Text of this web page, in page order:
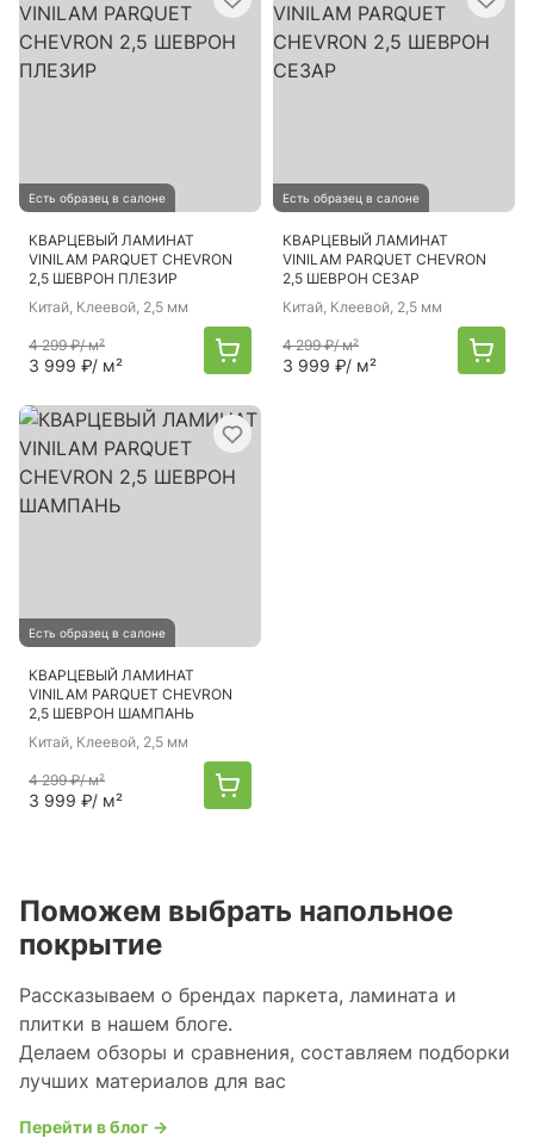
Есть образец в салоне
КВАРЦЕВЫЙ ЛАМИНАТ
VINILAM PARQUET CHEVRON
2,5 ШЕВРОН ПЛЕЗИР
Китай, Клеевой, 2,5 мм
4 299 ₽/ м²
3 999 ₽/ м²
Есть образец в салоне
КВАРЦЕВЫЙ ЛАМИНАТ
VINILAM PARQUET CHEVRON
2,5 ШЕВРОН СЕЗАР
Китай, Клеевой, 2,5 мм
4 299 ₽/ м²
3 999 ₽/ м²
Есть образец в салоне
КВАРЦЕВЫЙ ЛАМИНАТ
VINILAM PARQUET CHEVRON
2,5 ШЕВРОН ШАМПАНЬ
Китай, Клеевой, 2,5 мм
4 299 ₽/ м²
3 999 ₽/ м²
Поможем выбрать напольное
покрытие
Рассказываем о брендах паркета, ламината и
плитки в нашем блоге.
Делаем обзоры и сравнения, составляем подборки
лучших материалов для вас
Перейти в блог →